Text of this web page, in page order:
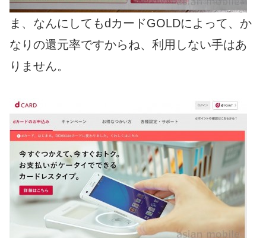
ま、なんにしてもdカードGOLDによって、か
なりの還元率ですからね、利用しない手はあ
りません。